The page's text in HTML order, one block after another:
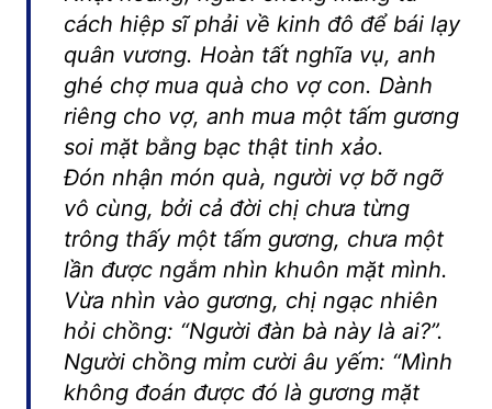
cách hiệp sĩ phải về kinh đô để bái lạy
quân vương. Hoàn tất nghĩa vụ, anh
ghé chợ mua quà cho vợ con. Dành
riêng cho vợ, anh mua một tấm gương
soi mặt bằng bạc thật tinh xảo.
Đón nhận món quà, người vợ bỡ ngỡ
vô cùng, bởi cả đời chị chưa từng
trông thấy một tấm gương, chưa một
lần được ngắm nhìn khuôn mặt mình.
Vừa nhìn vào gương, chị ngạc nhiên
hỏi chồng: “Người đàn bà này là ai?”.
Người chồng mỉm cười âu yếm: “Mình
không đoán được đó là gương mặt